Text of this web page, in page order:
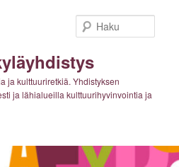
ja kulttuuriretkiä. Yhdistyksen
ja lähialueilla kulttuurihyvinvointia ja